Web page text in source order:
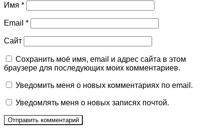
Имя *
Email *
Сайт
Сохранить моё имя, email и адрес сайта в этом
браузере для последующих моих комментариев.
Уведомить меня о новых комментариях по email.
Уведомлять меня о новых записях почтой.